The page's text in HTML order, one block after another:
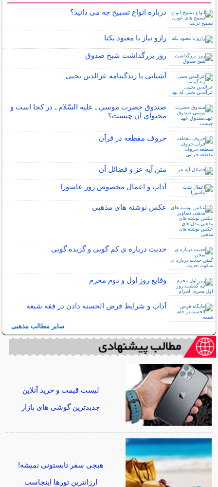
درباره انواع تسبیح چه می دانید؟
رازو نیاز با معبود یکتا
روز بزرگداشت شيخ صدوق
آشنایی با زندگینامه عزالدین یحیی
صندوق حضرت موسي ـ عليه السّلام ـ در كجا است و
محتواي آن چيست؟
حروف مقطعه در قرآن
متن آیه عز و فضائل آن
آداب و اعمال مخصوص روز عاشورا
عکس نوشته های مذهبی
حدیث درباره ی کم گویی و گزیده گویی
وقایع روز اول و دوم محرم
آداب و شرایط قرض الحسنه دادن در فقه شیعه
سایر مطالب مذهبی
لیست قیمت و خرید آنلاین
جدیدترین گوشی های بازار
هیچی سفر تابستونی نمیشه!
ارزانترین تورها اینجاست